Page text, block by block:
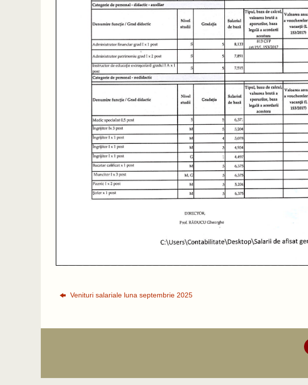
Venituri salariale luna septembrie 2025